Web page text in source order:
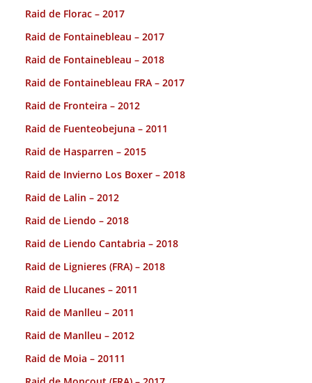
Raid de Florac – 2017
Raid de Fontainebleau – 2017
Raid de Fontainebleau – 2018
Raid de Fontainebleau FRA – 2017
Raid de Fronteira – 2012
Raid de Fuenteobejuna – 2011
Raid de Hasparren – 2015
Raid de Invierno Los Boxer – 2018
Raid de Lalin – 2012
Raid de Liendo – 2018
Raid de Liendo Cantabria – 2018
Raid de Lignieres (FRA) – 2018
Raid de Llucanes – 2011
Raid de Manlleu – 2011
Raid de Manlleu – 2012
Raid de Moia – 20111